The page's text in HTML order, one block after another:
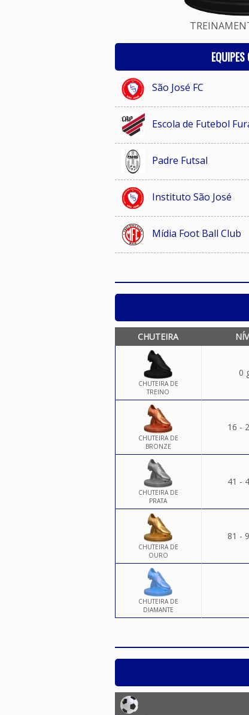
EQUIPES
São José FC
Escola de Futebol
Padre Futsal
Instituto São José
Mídia Foot Ball Club
CHUTEIRA
CHUTEIRA DE
TREINO
0
CHUTEIRA DE
BRONZE
16 -
CHUTEIRA DE
PRATA
41 -
CHUTEIRA DE
OURO
81 -
CHUTEIRA DE
DIAMANTE